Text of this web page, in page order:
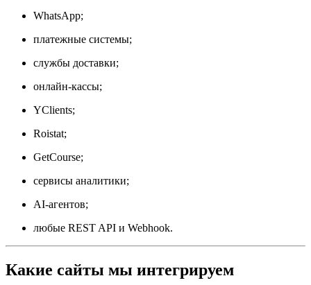
WhatsApp;
платежные системы;
службы доставки;
онлайн-кассы;
YClients;
Roistat;
GetCourse;
сервисы аналитики;
AI-агентов;
любые REST API и Webhook.
Какие сайты мы интегрируем